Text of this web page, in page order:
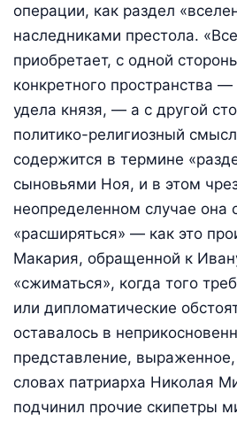
операции, как раздел
наследниками престола.
приобретает, с одной
конкретного пространства
удела князя, — а с другой
политико-религиозный
содержится в термине
сыновьями Ноя, и в этом
неопределенном случае она
«расширяться» — как это
Макария, обращенной к
«сжиматься», когда того
или дипломатические
оставалось в
представление, выраженное,
словах патриарха Николая
подчинил прочие скипетры